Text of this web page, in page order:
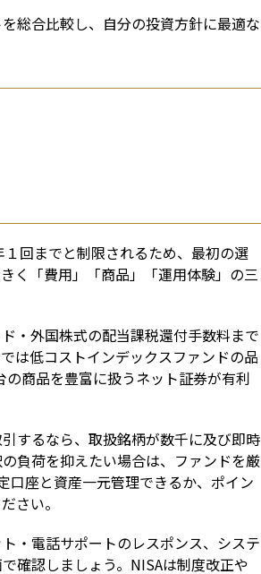
総合比較し、自分の投資方針に最適な
回までと制限されるため、最初の選
く「費用」「商品」「運用体験」の三
・外国株式の配当課税還付手数料まで
は低コストインデックスファンドの品
商品を豊富に扱うネット証券が有利
するなら、取扱銘柄が数千に及び即時
負荷を抑えたい場合は、ファンドを厳
口座と資産一元管理できるか、ポイン
さい。
・電話サポートのレスポンス、システ
確認しましょう。NISAは制度改正や